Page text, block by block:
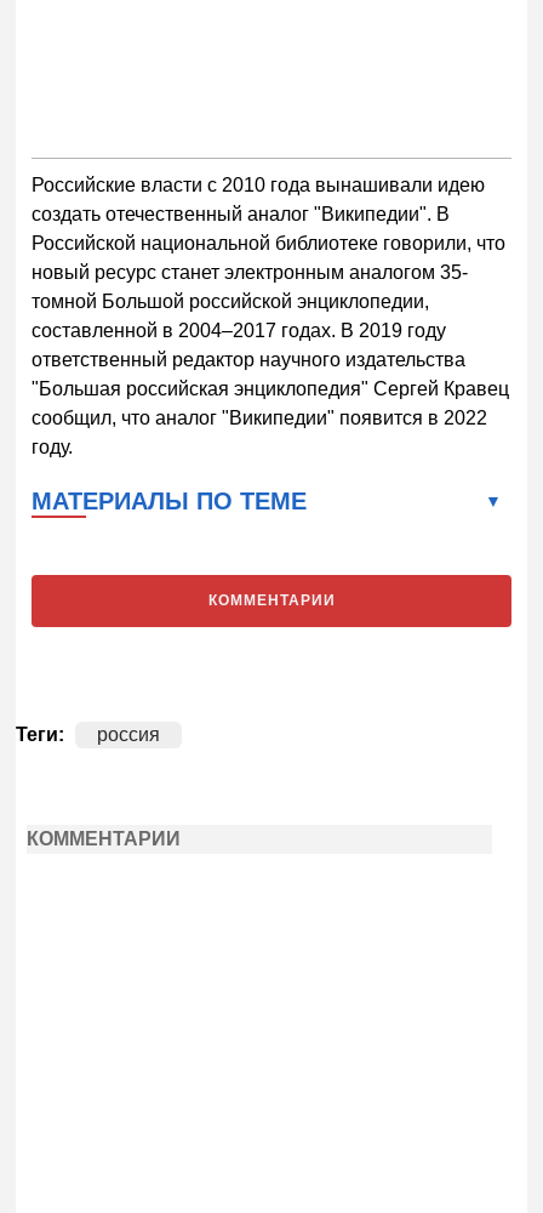
Российские власти с 2010 года вынашивали идею
создать отечественный аналог "Википедии". В
Российской национальной библиотеке говорили, что
новый ресурс станет электронным аналогом 35-
томной Большой российской энциклопедии,
составленной в 2004–2017 годах. В 2019 году
ответственный редактор научного издательства
"Большая российская энциклопедия" Сергей Кравец
сообщил, что аналог "Википедии" появится в 2022
году.
МАТЕРИАЛЫ ПО ТЕМЕ
КОММЕНТАРИИ
Теги: россия
КОММЕНТАРИИ